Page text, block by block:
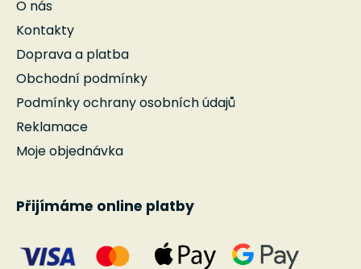
O nás
Kontakty
Doprava a platba
Obchodní podmínky
Podmínky ochrany osobních údajů
Reklamace
Moje objednávka
Přijímáme online platby